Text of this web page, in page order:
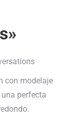
con modelaje
perfecta